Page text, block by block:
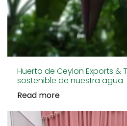
Huerto de Ceylon Exports &
sostenible de nuestra agua
Read more